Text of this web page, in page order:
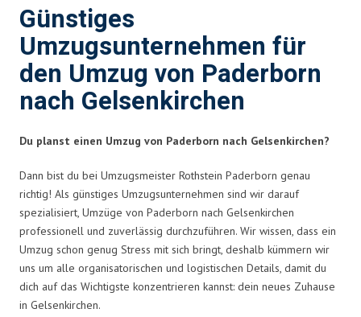
Günstiges
Umzugsunternehmen für
den Umzug von Paderborn
nach Gelsenkirchen
Du planst einen Umzug von Paderborn nach Gelsenkirchen?
Dann bist du bei Umzugsmeister Rothstein Paderborn genau
richtig! Als günstiges Umzugsunternehmen sind wir darauf
spezialisiert, Umzüge von Paderborn nach Gelsenkirchen
professionell und zuverlässig durchzuführen. Wir wissen, dass ein
Umzug schon genug Stress mit sich bringt, deshalb kümmern wir
uns um alle organisatorischen und logistischen Details, damit du
dich auf das Wichtigste konzentrieren kannst: dein neues Zuhause
in Gelsenkirchen.